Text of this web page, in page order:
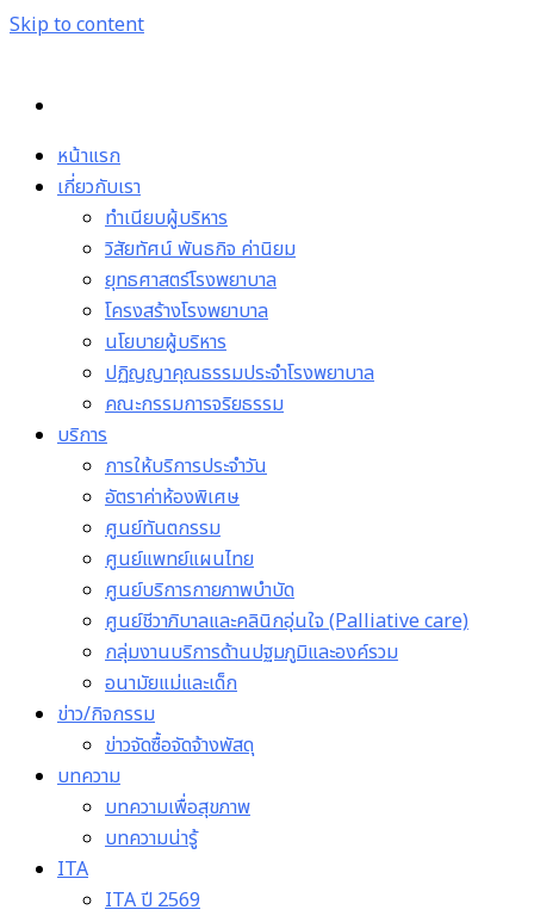
Skip to content
หน้าแรก
เกี่ยวกับเรา
ทำเนียบผู้บริหาร
วิสัยทัศน์ พันธกิจ ค่านิยม
ยุทธศาสตร์โรงพยาบาล
โครงสร้างโรงพยาบาล
นโยบายผู้บริหาร
ปฏิญญาคุณธรรมประจำโรงพยาบาล
คณะกรรมการจริยธรรม
บริการ
การให้บริการประจำวัน
อัตราค่าห้องพิเศษ
ศูนย์ทันตกรรม
ศูนย์แพทย์แผนไทย
ศูนย์บริการกายภาพบำบัด
ศูนย์ชีวาภิบาลและคลินิกอุ่นใจ (Palliative care)
กลุ่มงานบริการด้านปฐมภูมิและองค์รวม
อนามัยแม่และเด็ก
ข่าว/กิจกรรม
ข่าวจัดซื้อจัดจ้างพัสดุ
บทความ
บทความเพื่อสุขภาพ
บทความน่ารู้
ITA
ITA ปี 2569